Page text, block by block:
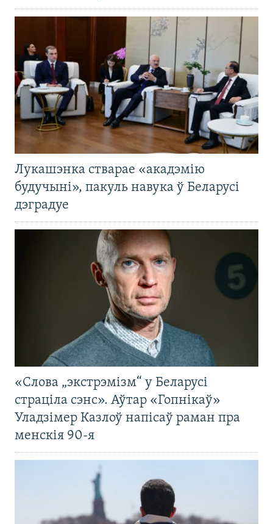
Лукашэнка стварае «акадэмію
будучыні», пакуль навука ў Беларусі
дэградуе
«Слова „экстрэмізм“ у Беларусі
страціла сэнс». Аўтар «Гопнікаў»
Уладзімер Казлоў напісаў раман пра
менскія 90-я